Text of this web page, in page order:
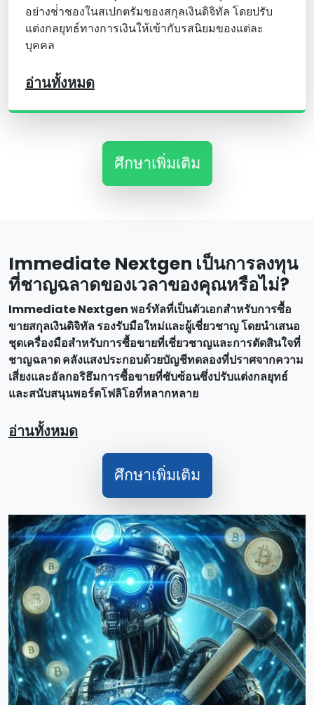
อย่างช่ําชองในสเปกตรัมของสกุลเงินดิจิทัล โดยปรับ
แต่งกลยุทธ์ทางการเงินให้เข้ากับรสนิยมของแต่ละ
บุคคล
อ่านทั้งหมด
ศึกษาเพิ่มเติม
Immediate Nextgen เป็นการลงทุน
ที่ชาญฉลาดของเวลาของคุณหรือไม่?
Immediate Nextgen พอร์ทัลที่เป็นตัวเอกสําหรับการซื้อ
ขายสกุลเงินดิจิทัล รองรับมือใหม่และผู้เชี่ยวชาญ โดยนําเสนอ
ชุดเครื่องมือสําหรับการซื้อขายที่เชี่ยวชาญและการตัดสินใจที่
ชาญฉลาด คลังแสงประกอบด้วยบัญชีทดลองที่ปราศจากความ
เสี่ยงและอัลกอริธึมการซื้อขายที่ซับซ้อนซึ่งปรับแต่งกลยุทธ์
และสนับสนุนพอร์ตโฟลิโอที่หลากหลาย
อ่านทั้งหมด
ศึกษาเพิ่มเติม